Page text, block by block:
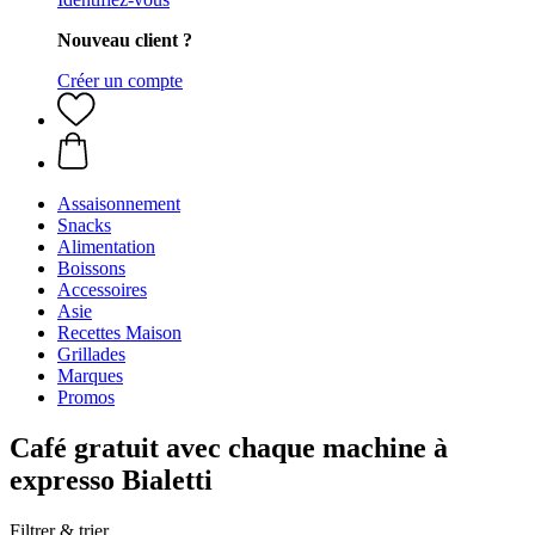
Nouveau client ?
Créer un compte
Assaisonnement
Snacks
Alimentation
Boissons
Accessoires
Asie
Recettes Maison
Grillades
Marques
Promos
Café gratuit avec chaque machine à
expresso Bialetti
Filtrer & trier